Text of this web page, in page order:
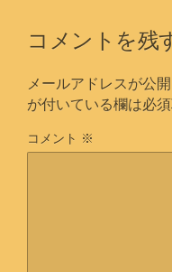
コメントを残
メールアドレスが公
が付いている欄は必
コメント ※